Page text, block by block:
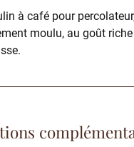
à café pour
moulu, au goût